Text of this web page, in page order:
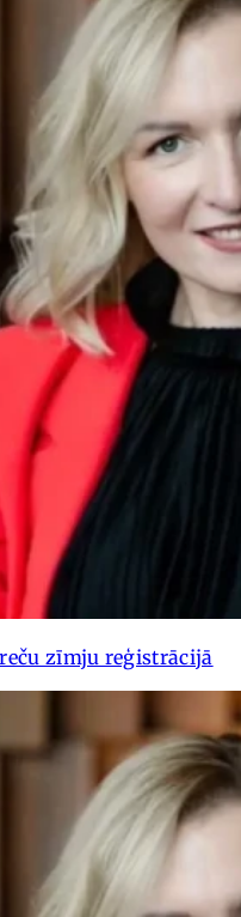
zīmju reģistrācijā